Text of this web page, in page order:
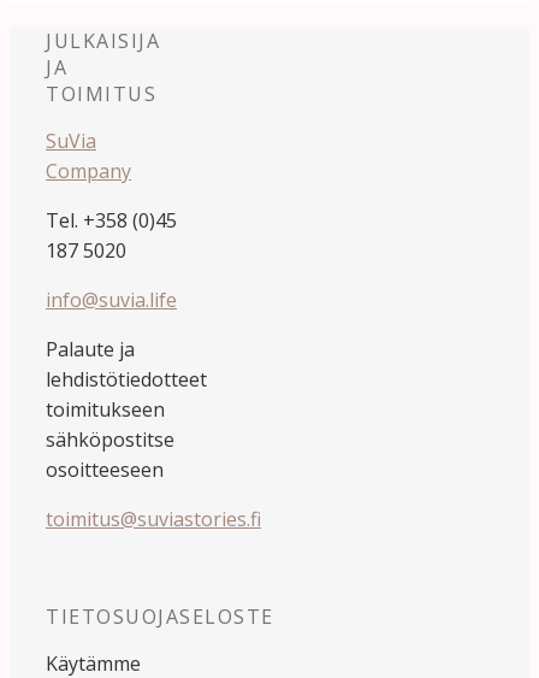
JULKAISIJA
JA
TOIMITUS
SuVia
Company
Tel. +358 (0)45
187 5020
info@suvia.life
Palaute ja
lehdistötiedotteet
toimitukseen
sähköpostitse
osoitteeseen
toimitus@suviastories.fi
TIETOSUOJASELOSTE
Käytämme